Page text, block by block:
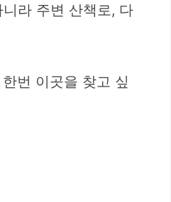
라 주변 산책로, 다
번 이곳을 찾고 싶